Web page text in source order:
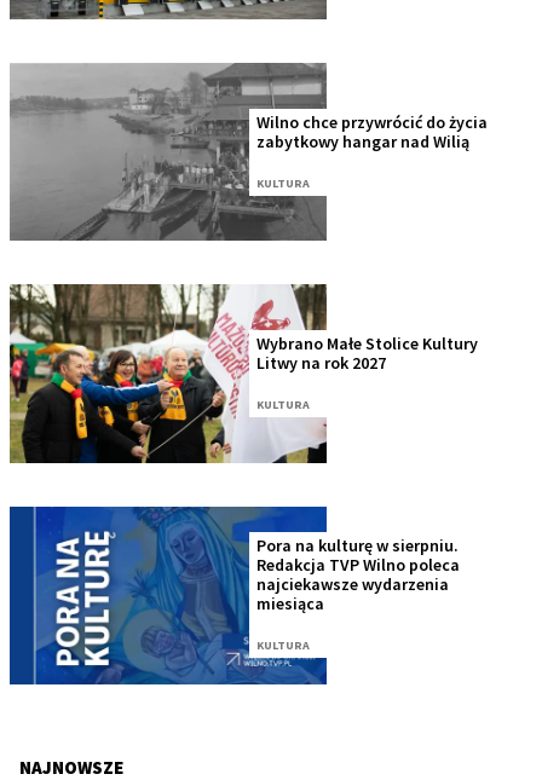
Wilno chce przywrócić do życia
zabytkowy hangar nad Wilią
KULTURA
Wybrano Małe Stolice Kultury
Litwy na rok 2027
KULTURA
Pora na kulturę w sierpniu.
Redakcja TVP Wilno poleca
najciekawsze wydarzenia
miesiąca
KULTURA
NAJNOWSZE